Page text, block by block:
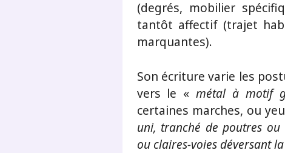
(degrés, mobilier
tantôt affectif (trajet
marquantes).
Son écriture varie les
vers le «métal à motif
certaines marches, ou
uni, tranché de poutres ou
ou claires-voies déversant